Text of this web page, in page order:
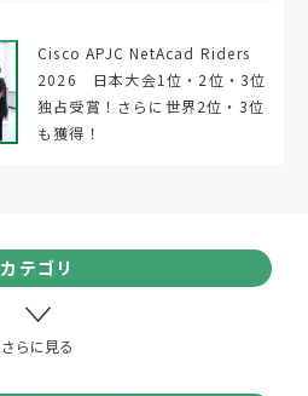
カテゴリ
Cisco APJC NetAcad Riders
2026 日本大会1位・2位・3位
独占受賞！さらに世界2位・3位
も獲得！